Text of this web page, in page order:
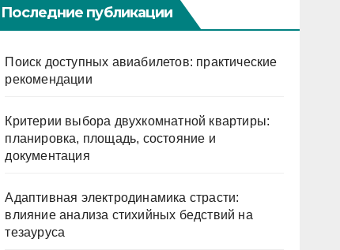
Последние публикации
Поиск доступных авиабилетов: практические
рекомендации
Критерии выбора двухкомнатной квартиры:
планировка, площадь, состояние и
документация
Адаптивная электродинамика страсти:
влияние анализа стихийных бедствий на
тезауруса